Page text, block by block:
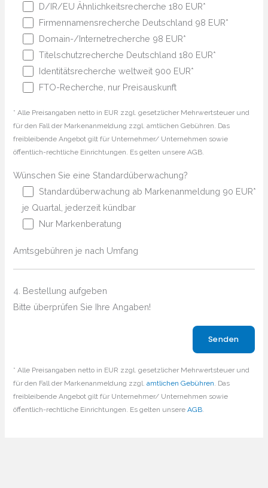
D/IR/EU Ähnlichkeitsrecherche 180 EUR*
Firmennamensrecherche Deutschland 98 EUR*
Domain-/Internetrecherche 98 EUR*
Titelschutzrecherche Deutschland 180 EUR*
Identitätsrecherche weltweit 900 EUR*
FTO-Recherche, nur Preisauskunft
* Alle Preisangaben netto in EUR zzgl. gesetzlicher Mehrwertsteuer und
für den Fall der Markenanmeldung zzgl. amtlichen Gebühren. Das
freibleibende Angebot gilt für Unternehmer/ Unternehmen sowie
öffentlich-rechtliche Einrichtungen. Es gelten unsere AGB.
Wünschen Sie eine Standardüberwachung?
Standardüberwachung ab Markenanmeldung 90 EUR*
je Quartal, jederzeit kündbar
Nur Markenberatung
Amtsgebühren je nach Umfang
4. Bestellung aufgeben
Bitte überprüfen Sie Ihre Angaben!
* Alle Preisangaben netto in EUR zzgl. gesetzlicher Mehrwertsteuer und
für den Fall der Markenanmeldung zzgl.amtlichen Gebühren. Das
freibleibende Angebot gilt für Unternehmer/ Unternehmen sowie
öffentlich-rechtliche Einrichtungen. Es gelten unsereAGB.